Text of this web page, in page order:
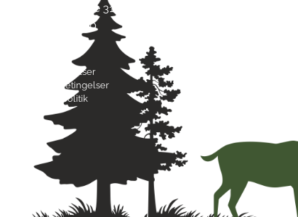
Skarridsøgade 31 B
4450 Jyderup
Byttebetingelser
Handelsbetingelser
Privatlivspolitik